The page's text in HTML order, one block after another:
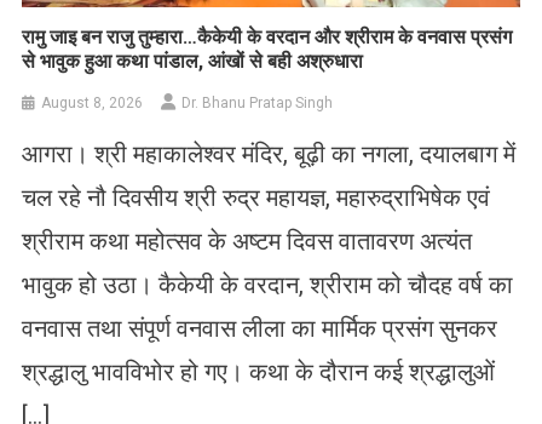
रामु जाइ बन राजु तुम्हारा…कैकेयी के वरदान और श्रीराम के वनवास प्रसंग
से भावुक हुआ कथा पांडाल, आंखों से बही अश्रुधारा
August 8, 2026 Dr. Bhanu Pratap Singh
आगरा। श्री महाकालेश्वर मंदिर, बूढ़ी का नगला, दयालबाग में
चल रहे नौ दिवसीय श्री रुद्र महायज्ञ, महारुद्राभिषेक एवं
श्रीराम कथा महोत्सव के अष्टम दिवस वातावरण अत्यंत
भावुक हो उठा। कैकेयी के वरदान, श्रीराम को चौदह वर्ष का
वनवास तथा संपूर्ण वनवास लीला का मार्मिक प्रसंग सुनकर
श्रद्धालु भावविभोर हो गए। कथा के दौरान कई श्रद्धालुओं
[…]